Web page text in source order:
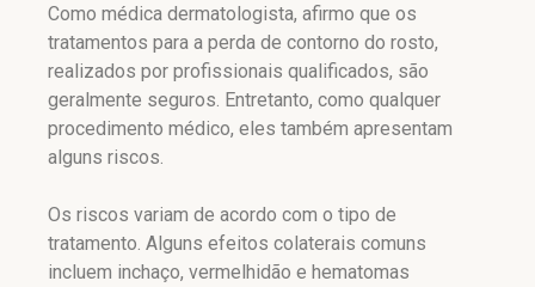
Como médica dermatologista, afirmo que os
tratamentos para a perda de contorno do rosto,
realizados por profissionais qualificados, são
geralmente seguros. Entretanto, como qualquer
procedimento médico, eles também apresentam
alguns riscos.
Os riscos variam de acordo com o tipo de
tratamento. Alguns efeitos colaterais comuns
incluem inchaço, vermelhidão e hematomas